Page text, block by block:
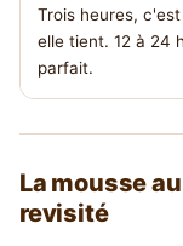
Trois heures,
elle tient. 12 à 24
parfait.
La mousse
revisité